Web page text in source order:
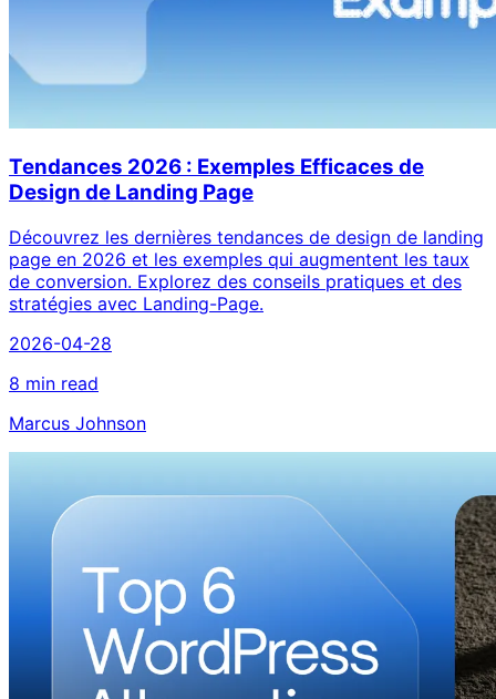
Tendances 2026 : Exemples Efficaces de
Design de Landing Page
Découvrez les dernières tendances de design de landing
page en 2026 et les exemples qui augmentent les taux
de conversion. Explorez des conseils pratiques et des
stratégies avec Landing-Page.
2026-04-28
8 min read
Marcus Johnson